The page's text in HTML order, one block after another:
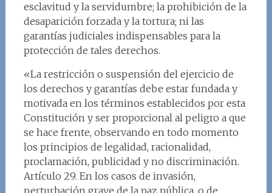
esclavitud y la servidumbre; la prohibición de la
desaparición forzada y la tortura; ni las
garantías judiciales indispensables para la
protección de tales derechos.
«La restricción o suspensión del ejercicio de
los derechos y garantías debe estar fundada y
motivada en los términos establecidos por esta
Constitución y ser proporcional al peligro a que
se hace frente, observando en todo momento
los principios de legalidad, racionalidad,
proclamación, publicidad y no discriminación.
Artículo 29. En los casos de invasión,